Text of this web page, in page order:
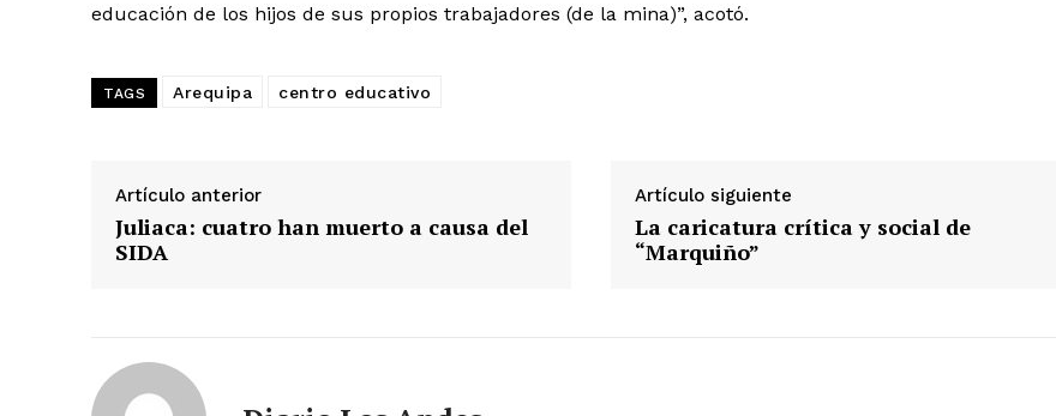
Prensa
educación de los hijos de sus propios trabajadores (de la mina)”, acotó.
TAGS Arequipa centro educativo
Artículo anterior
Juliaca: cuatro han muerto a causa del
SIDA
Artículo siguiente
La caricatura crítica y social de
“Marquiño”